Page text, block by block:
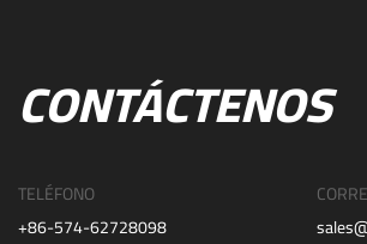
CONTÁCTENOS
TELÉFONO
+86-574-62728098